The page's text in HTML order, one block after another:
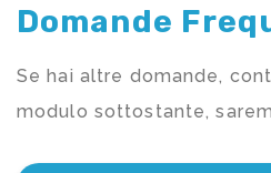
Domande
Se hai altre domande,
modulo sottostante,